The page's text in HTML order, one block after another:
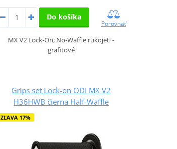
Do košíka
Porovnať
MX V2 Lock-On; No-Waffle rukojeti -
grafitové
Grips set Lock-on ODI MX V2
H36HWB čierna Half-Waffle
ZĽAVA 17%